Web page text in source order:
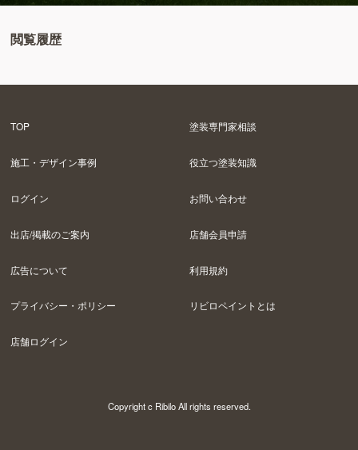
閲覧履歴
TOP 塗装専門家相談
施工・デザイン事例 役立つ塗装知識
ログイン お問い合わせ
出店/掲載のご案内 店舗会員申請
広告について 利用規約
プライバシー・ポリシー リビロペイントとは
店舗ログイン
Copyright c Ribilo All rights reserved.